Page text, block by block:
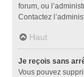
forum, ou
Contactez
Haut
Je reçois sans
Vous pouvez